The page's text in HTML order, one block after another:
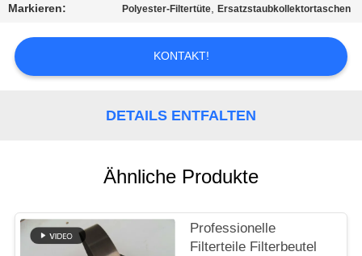
TRETEN
SIE
MIT
VERBINDUNG
NACHRICHTEN
Markieren: Polyester-Filtertüte,Ersatzstaubkollektortaschen
KONTAKT!
DETAILS ENTFALTEN
Ähnliche Produkte
Professionelle
Filterteile Filterbeutel